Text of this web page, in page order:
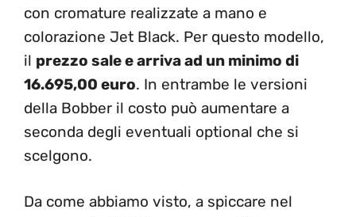
con cromature realizzate a mano e
colorazione Jet Black. Per questo modello,
il prezzo sale e arriva ad un minimo di
16.695,00 euro. In entrambe le versioni
della Bobber il costo può aumentare a
seconda degli eventuali optional che si
scelgono.
Da come abbiamo visto, a spiccare nel